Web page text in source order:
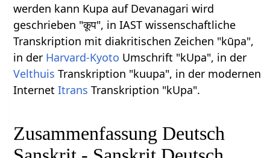
werden kann Kupa auf Devanagari wird
geschrieben "कूप", in IAST wissenschaftliche
Transkription mit diakritischen Zeichen "kūpa",
in der Harvard-Kyoto Umschrift "kUpa", in der
Velthuis Transkription "kuupa", in der modernen
InternetItrans Transkription "kUpa".
Zusammenfassung Deutsch